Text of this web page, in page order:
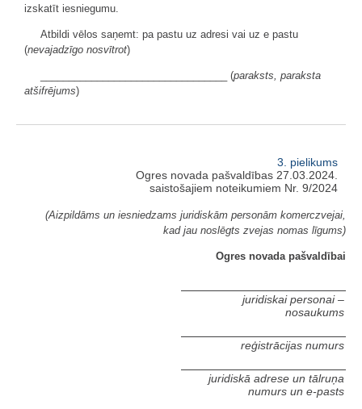
izskatīt iesniegumu.
Atbildi vēlos saņemt: pa pastu uz adresi vai uz e pastu
(nevajadzīgo nosvītrot)
_________________________________ (paraksts, paraksta
atšifrējums)
3. pielikums
Ogres novada pašvaldības 27.03.2024.
saistošajiem noteikumiem Nr. 9/2024
(Aizpildāms un iesniedzams juridiskām personām komerczvejai,
kad jau noslēgts zvejas nomas līgums)
Ogres novada pašvaldībai
juridiskai personai –
nosaukums
reģistrācijas numurs
juridiskā adrese un tālruņa
numurs un e-pasts